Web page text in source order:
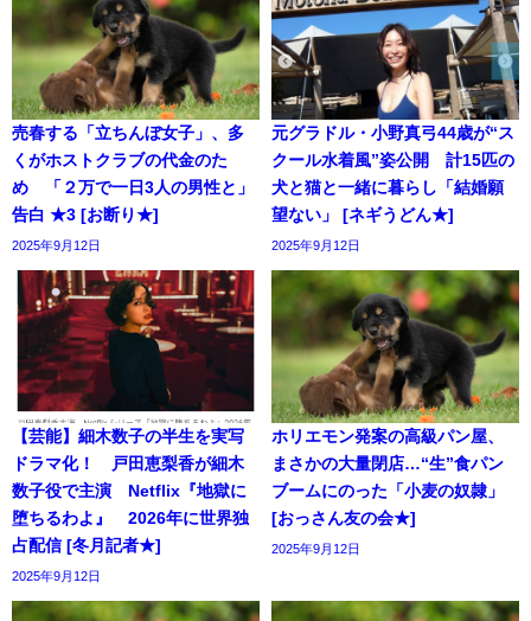
売春する「立ちんぼ女子」、多
くがホストクラブの代金のた
め 「２万で一日3人の男性と」
告白 ★3 [お断り★]
2025年9月12日
元グラドル・小野真弓44歳が“ス
クール水着風”姿公開 計15匹の
犬と猫と一緒に暮らし「結婚願
望ない」 [ネギうどん★]
2025年9月12日
【芸能】細木数子の半生を実写
ドラマ化！ 戸田恵梨香が細木
数子役で主演 Netflix『地獄に
堕ちるわよ』 2026年に世界独
占配信 [冬月記者★]
2025年9月12日
ホリエモン発案の高級パン屋、
まさかの大量閉店…“生”食パン
ブームにのった「小麦の奴隷」
[おっさん友の会★]
2025年9月12日